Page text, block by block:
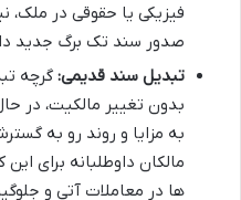
فیزیکی یا حقوقی در ملک،
صدور سند تک برگ جدید
تبدیل سند قدیمی: گرچه
بدون تغییر مالکیت، در
به مزایا و روند رو به
مالکان داوطلبانه برای
ها در معاملات آتی و